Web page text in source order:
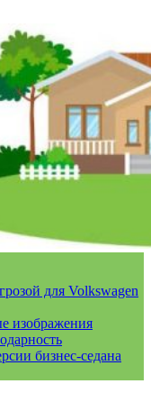
для Volkswagen
изображения
бизнес-седана